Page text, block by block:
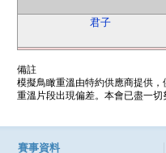
君子
備註
模擬鳥瞰重溫由特約供應商提供
重溫片段出現偏差。本會已盡一
賽事資料